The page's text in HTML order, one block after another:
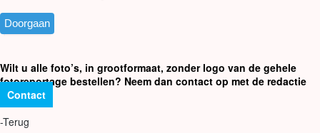
Wilt u alle foto’s, in grootformaat, zonder logo van de gehele
fotoreportage bestellen? Neem dan contact op met de redactie
Contact
-Terug